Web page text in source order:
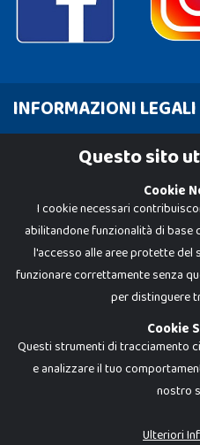
INFORMAZIONI LEGALI
Cookie Policy
Dadi e Mattoncini è un brand di
I prezzi e le promozioni pubblicate
Questo sito
Cookie
I cookie necessari
abilitandone funzionalità di base
l'accesso alle aree protette del
funzionare correttamente senza
per distinguere
Cookie
Questi strumenti di tracciamento
e analizzare il tuo
nostro
Ulteriori